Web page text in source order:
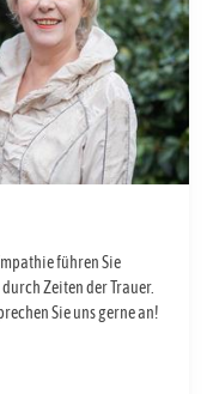
führen Sie
Zeiten der Trauer.
Sie uns gerne an!